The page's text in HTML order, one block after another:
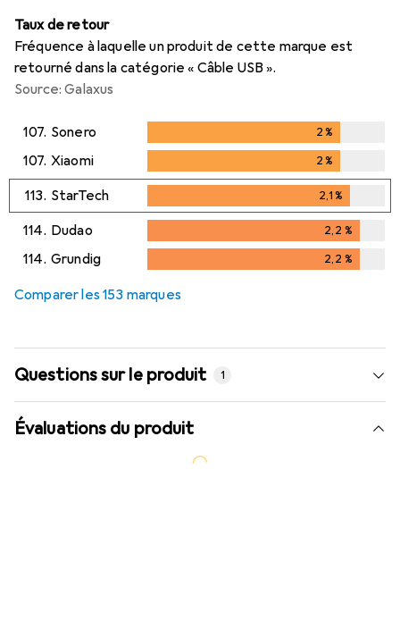
Taux de retour
Fréquence à laquelle un produit de cette marque est
retourné dans la catégorie « Câble USB ».
Source: Galaxus
107. Sonero 2%
107. Xiaomi 2%
113. StarTech 2,1%
2,1%
114. Dudao 2,2 %
2,2%
114. Grundig 2,2 %
Comparer les 153 marques
Questions sur le produit 1
Évaluations du produit